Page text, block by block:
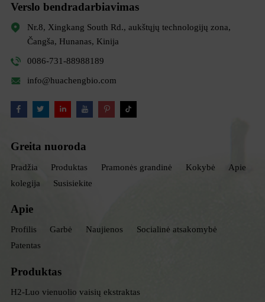
Verslo bendradarbiavimas
Nr.8, Xingkang South Rd., aukštųjų technologijų zona,
Čangša, Hunanas, Kinija
0086-731-88988189
info@huachengbio.com
Greita nuoroda
Pradžia Produktas Pramonės grandinė Kokybė
Apie
kolegija
Susisiekite
Apie
Profilis Garbė Naujienos
Socialinė atsakomybė
Patentas
Produktas
H2-Luo vienuolio vaisių ekstraktas